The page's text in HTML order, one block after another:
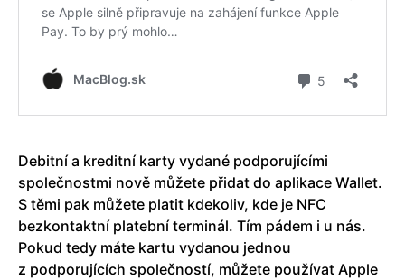
Debitní a kreditní karty vydané podporujícími
společnostmi nově můžete přidat do aplikace Wallet.
S těmi pak můžete platit kdekoliv, kde je NFC
bezkontaktní platební terminál. Tím pádem i u nás.
Pokud tedy máte kartu vydanou jednou
z podporujících společností, můžete používat Apple